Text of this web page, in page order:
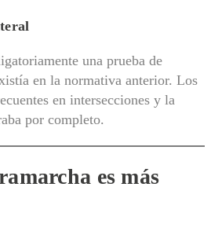
una prueba de
en la normativa anterior. Los
en intersecciones y la
por completo.
es más